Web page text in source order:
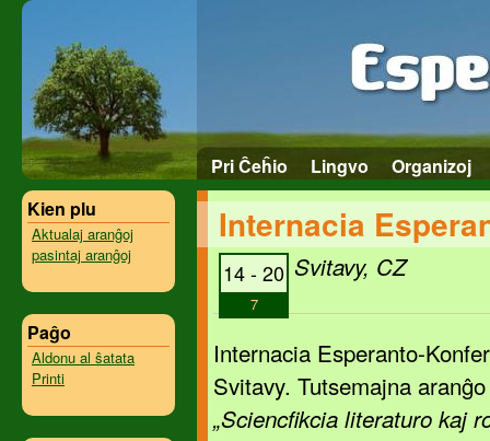
Pri Ĉeĥio Lingvo
Organizoj
Kien plu
Aktualaj aranĝoj
pasintaj aranĝoj
Paĝo
Aldonu al ŝatata
Printi
Internacia
14 - 20
7
Svitavy, CZ
Internacia Esperanto-
Svitavy. Tutsemajna
„Sciencfikcia literaturo kaj